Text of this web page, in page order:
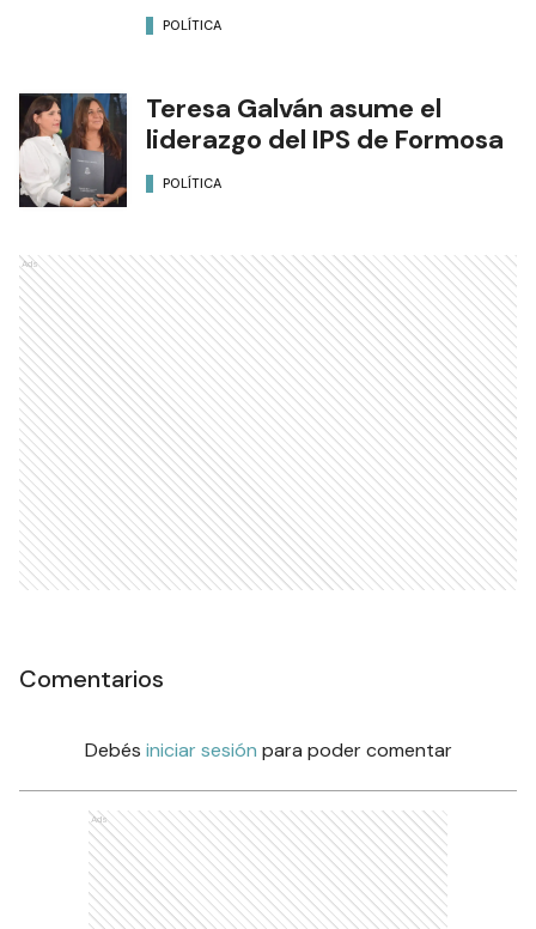
POLÍTICA
Teresa Galván asume el
liderazgo del IPS de Formosa
POLÍTICA
Ads
Comentarios
Debés iniciar sesión para poder comentar
Ads